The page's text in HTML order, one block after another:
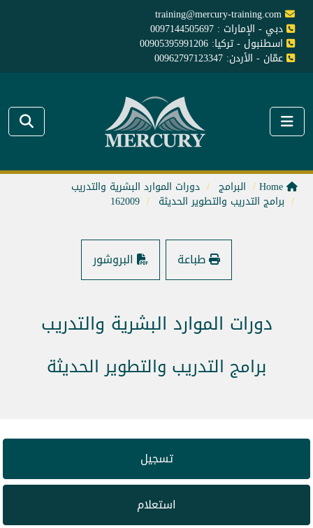
training@mercury-training.com
دبي - الإمارات : 0097144505697
اسطنبول - تركيا: 00905395991206
عمّان - الأردن: 00962797123347
البرامج دورات الموارد البشرية والتدريب
برامج التدريب والتطوير الحديثة 162009
طباعة البروشور
دورات الموارد البشرية والتدريب
برامج التدريب والتطوير الحديثة
تسجيل
استعلام